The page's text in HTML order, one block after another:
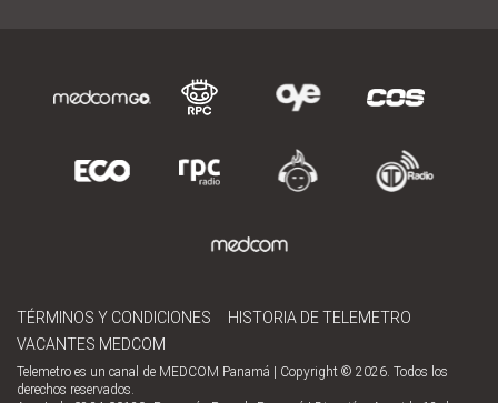
TÉRMINOS Y CONDICIONES
HISTORIA DE TELEMETRO
VACANTES MEDCOM
Telemetro es un canal de MEDCOM Panamá | Copyright © 2026. Todos los
derechos reservados.